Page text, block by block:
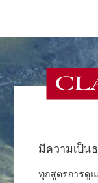
มีความเป็น
ทุกสูตรการดู